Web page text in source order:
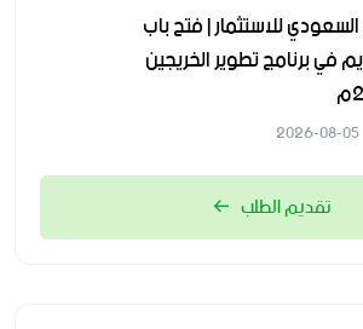
السعودي للاستثمار | فتح باب
في برنامج تطوير الخريجين
تقديم الطلب